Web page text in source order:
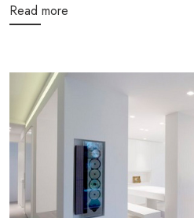
Read more